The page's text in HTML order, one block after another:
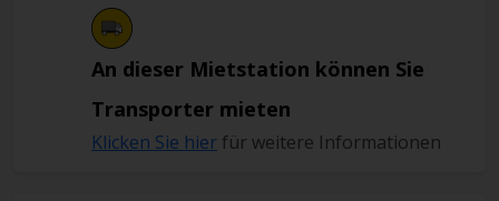
An dieser Mietstation können Sie
Transporter mieten
Klicken Sie hier für weitere Informationen